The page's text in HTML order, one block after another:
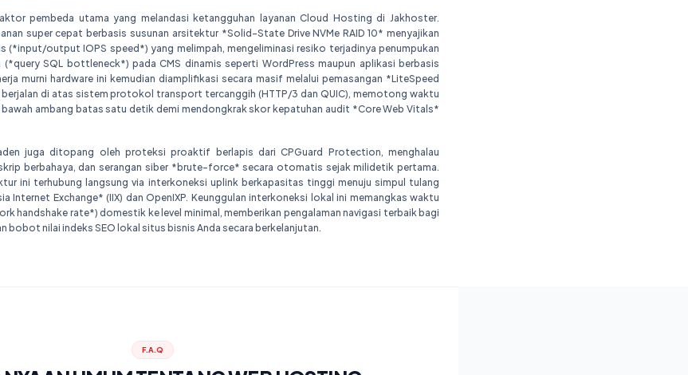
pembeda utama yang melandasi ketangguhan layanan Cloud Hosting di Jakhoster.
super cepat berbasis susunan arsitektur *Solid-State Drive NVMe RAID 10* menyajikan
(*input/output IOPS speed*) yang melimpah, mengeliminasi resiko terjadinya penumpukan
SQL bottleneck*) pada CMS dinamis seperti WordPress maupun aplikasi berbasis
murni hardware ini kemudian diamplifikasi secara masif melalui pemasangan *LiteSpeed
berjalan di atas sistem protokol transport tercanggih (HTTP/3 dan QUIC), memotong waktu
bawah ambang batas satu detik demi mendongkrak skor kepatuhan audit *Core Web Vitals*
juga ditopang oleh proteksi proaktif berlapis dari CPGuard Protection, menghalau
berbahaya, dan serangan siber *brute-force* secara otomatis sejak milidetik pertama.
ini terhubung langsung via interkoneksi uplink berkapasitas tinggi menuju simpul tulang
Internet Exchange* (IIX) dan OpenIXP. Keunggulan interkoneksi lokal ini memangkas waktu
handshake rate*) domestik ke level minimal, memberikan pengalaman navigasi terbaik bagi
bobot nilai indeks SEO lokal situs bisnis Anda secara berkelanjutan.
F.A.Q